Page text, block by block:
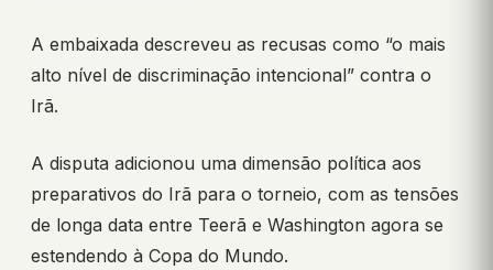
A embaixada descreveu as recusas como “o mais
alto nível de discriminação intencional” contra o
Irã.
A disputa adicionou uma dimensão política aos
preparativos do Irã para o torneio, com as tensões
de longa data entre Teerã e Washington agora se
estendendo à Copa do Mundo.